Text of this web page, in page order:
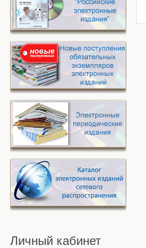
Личный кабинет